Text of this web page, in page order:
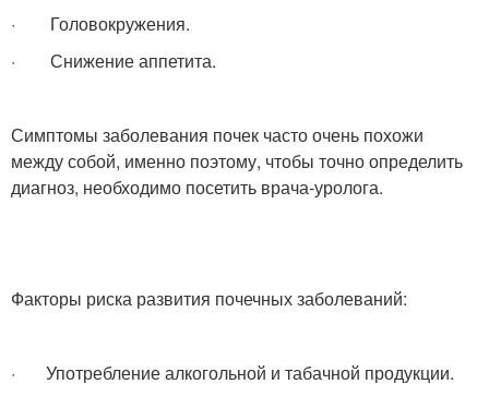
· Головокружения.
· Снижение аппетита.
Симптомы заболевания почек часто очень похожи
между собой, именно поэтому, чтобы точно определить
диагноз, необходимо посетить врача-уролога.
Факторы риска развития почечных заболеваний:
· Употребление алкогольной и табачной продукции.